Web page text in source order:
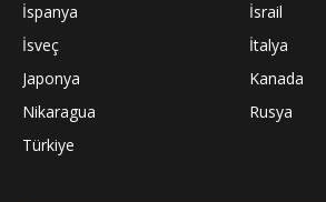
İspanya
İsrail
İsveç
İtalya
Japonya
Kanada
Nikaragua
Rusya
Türkiye